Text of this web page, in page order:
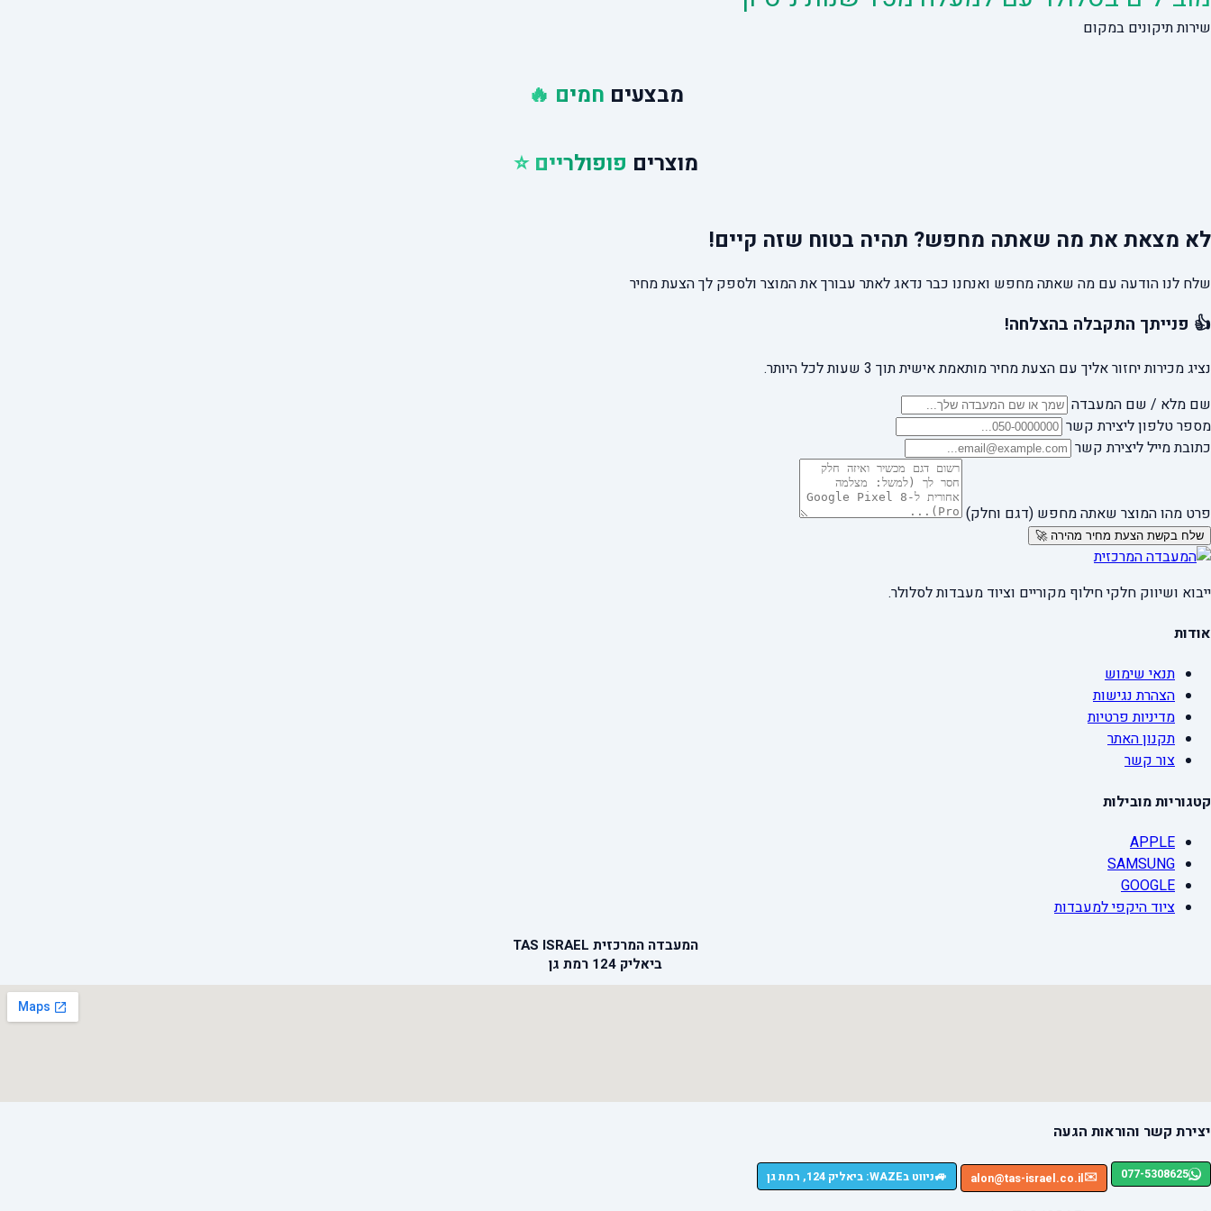
שירות תיקונים במקום
מבצעים חמים 🔥
מוצרים פופולריים ⭐
לא מצאת את מה שאתה מחפש? תהיה בטוח שזה קיים!
שלח לנו הודעה עם מה שאתה מחפש ואנחנו כבר נדאג לאתר עבורך את המוצר ולספק לך הצעת מחיר
👍 פנייתך התקבלה בהצלחה!
נציג מכירות יחזור אליך עם הצעת מחיר מותאמת אישית תוך 3 שעות לכל היותר.
שם מלא / שם המעבדה
מספר טלפון ליצירת קשר
כתובת מייל ליצירת קשר
פרט מהו המוצר שאתה מחפש (דגם וחלק)
שלח בקשת הצעת מחיר מהירה 🚀
ייבוא ושיווק חלקי חילוף מקוריים וציוד מעבדות לסלולר.
אודות
תנאי שימוש
הצהרת נגישות
מדיניות פרטיות
תקנון האתר
צור קשר
קטגוריות מובילות
APPLE
SAMSUNG
GOOGLE
ציוד היקפי למעבדות
המעבדה המרכזית TAS ISRAEL
ביאליק 124 רמת גן
יצירת קשר והוראות הגעה
077-5308625
✉️
alon@tas-israel.co.il
🚙ניווט בWAZE: ביאליק 124, רמת גן